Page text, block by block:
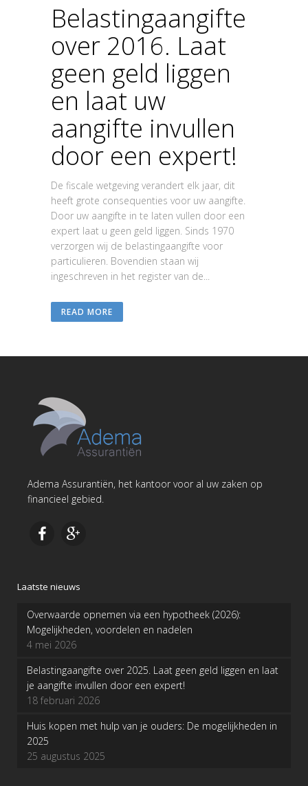
Belastingaangifte
over 2016. Laat
geen geld liggen
en laat uw
aangifte invullen
door een expert!
De fiscale wetgeving verandert elk jaar, dit
heeft grote consequenties voor uw aangifte.
Door uw aangifte in te laten vullen door een
expert laat u geen geld liggen. Sinds 1970
verzorgen wij de belastingaangifte voor
particulieren. Bovendien staan wij
ingeschreven in het register van de...
READ MORE
Adema Assurantiën, het kantoor voor al uw zaken op
financieel gebied.
Laatste nieuws
Overwaarde opnemen via een hypotheek (2026):
Mogelijkheden, voordelen en nadelen
4 mei 2026
Belastingaangifte over 2025. Laat geen geld liggen en laat
je aangifte invullen door een expert!
18 februari 2026
Huis kopen met hulp van je ouders: De mogelijkheden in
2025
25 augustus 2025